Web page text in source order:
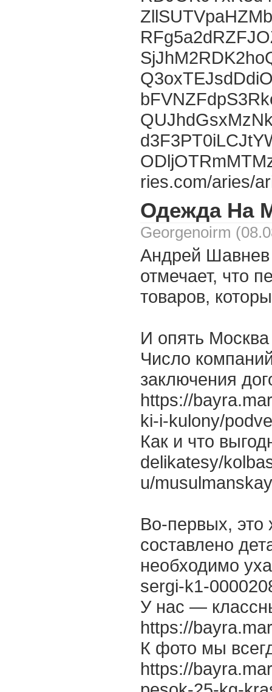
ries.com/aries/
Одежда На
Georgenoirm
Андрей Шавнев
отмечает, что
товаров,
И опять Москва
Число
заключения
https://
ki-i-kulony/
Как и что
delikatesy/
u/
Во-первых, это
составлено
необходимо
sergi-k1-
У нас —
https://
К фото мы
https://